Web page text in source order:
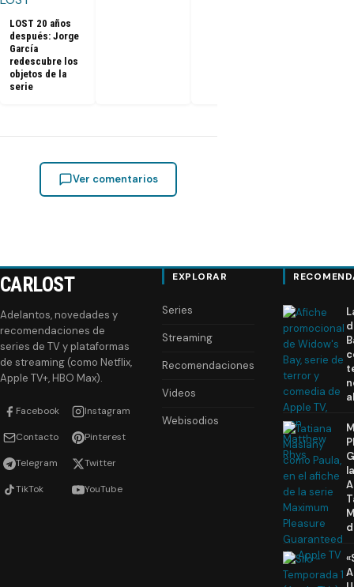
LOST 20 años
después: Jorge
García
redescubre los
objetos de la
serie
Ver comentarios
CARLOST
Adelantos, novedades y
recomendaciones de
series de TV y plataformas
de streaming (como Netflix,
Apple TV+, HBO Max).
Facebook Instagram
Contacto Pinterest
Telegram Twitter
TikTok YouTube
EXPLORAR
Series
Streaming
Recomendaciones
Videos
Webisodios